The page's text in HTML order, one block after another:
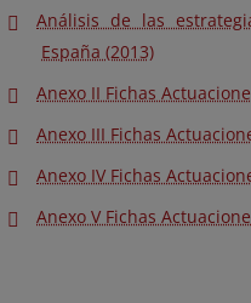
Análisis de las
España (2013)
Anexo II Fichas
Anexo III Fichas
Anexo IV Fichas
Anexo V Fichas